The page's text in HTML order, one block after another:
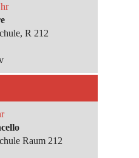
R 212
Raum 212